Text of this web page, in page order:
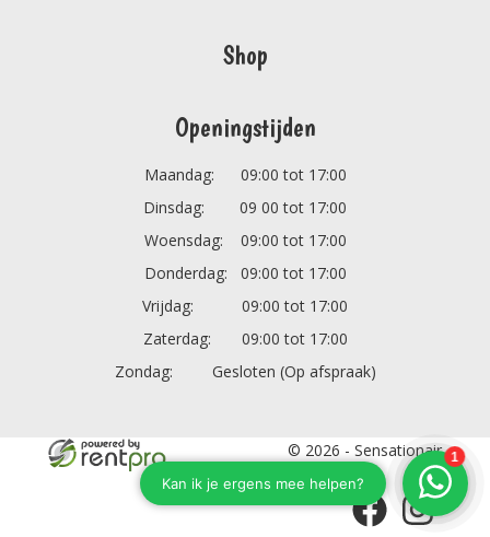
Shop
Openingstijden
Maandag: 09:00 tot 17:00
Dinsdag: 09 00 tot 17:00
Woensdag: 09:00 tot 17:00
Donderdag: 09:00 tot 17:00
Vrijdag: 09:00 tot 17:00
Zaterdag: 09:00 tot 17:00
Zondag: Gesloten (Op afspraak)
© 2026 - Sensationair
B.V.
facebookinstagram